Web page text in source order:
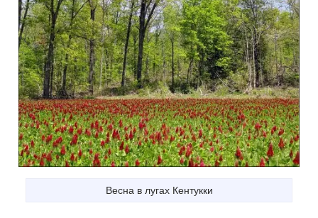
Весна в лугах Кентукки